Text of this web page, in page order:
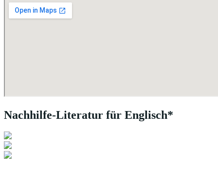
Nachhilfe-Literatur für Englisch*